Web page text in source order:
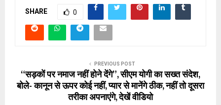
SHARE 0
PREVIOUS POST
“सड़कों पर नमाज नहीं होने देंगे”, सीएम योगी का सख्त संदेश,
बोले- कानून से ऊपर कोई नहीं, प्यार से मानेंगे ठीक, नहीं तो दूसरा
तरीका अपनाएंगे, देखें वीडियो